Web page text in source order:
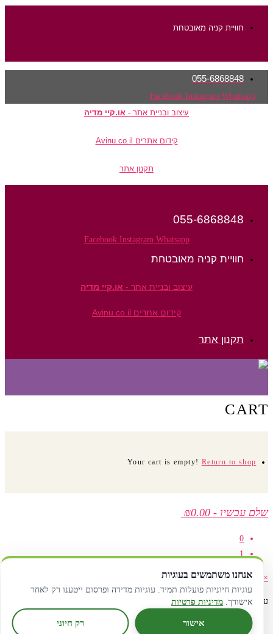
חוויית קניה מאובטחת
055-6868848
Facebook Instagram Whatsapp
עיצוב ובניית אתר -או.קיי מדיה
קידום אתרים Avinu.co.il
תקנון אתר
055-6868848
Facebook Instagram Whatsapp
חוויית קניה מאובטחת
עיצוב ובניית אתר -או.קיי מדיה
קידום אתרים Avinu.co.il
תקנון אתר
CART
Your cart is empty!Return to shop
שלם עכשיו -
₪0.00
0
1
×
עגלת קניות
אנחנו משתמשים בעוגיות
עוגיות חיוניות פועלות תמיד. עוגיות מדידה ופרסום ייטענו רק לאחר
אישורך. מדיניות פרטיות
אישור רק חיוני